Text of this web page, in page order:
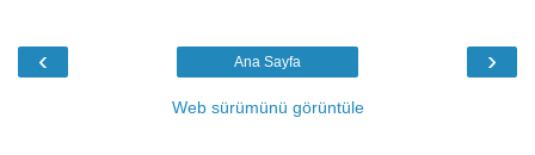
‹ ›
Ana Sayfa
Web sürümünü görüntüle